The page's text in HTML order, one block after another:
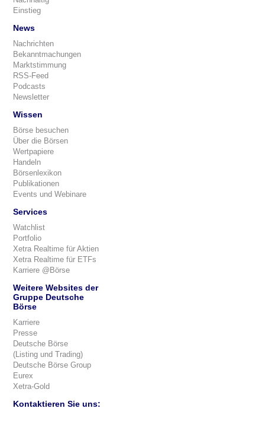
Einstieg
News
Nachrichten
Bekanntmachungen
Marktstimmung
RSS-Feed
Podcasts
Newsletter
Wissen
Börse besuchen
Über die Börsen
Wertpapiere
Handeln
Börsenlexikon
Publikationen
Events und Webinare
Services
Watchlist
Portfolio
Xetra Realtime für Aktien
Xetra Realtime für ETFs
Karriere @Börse
Weitere Websites der
Gruppe Deutsche
Börse
Karriere
Presse
Deutsche Börse
(Listing und Trading)
Deutsche Börse Group
Eurex
Xetra-Gold
Kontaktieren Sie uns: